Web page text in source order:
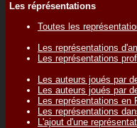
Les réprésentations
Toutes les
Les représentations
Les représentations
Les auteurs joués par
Les auteurs joués par
Les représentations en
Les représentations
L'ajout d'une